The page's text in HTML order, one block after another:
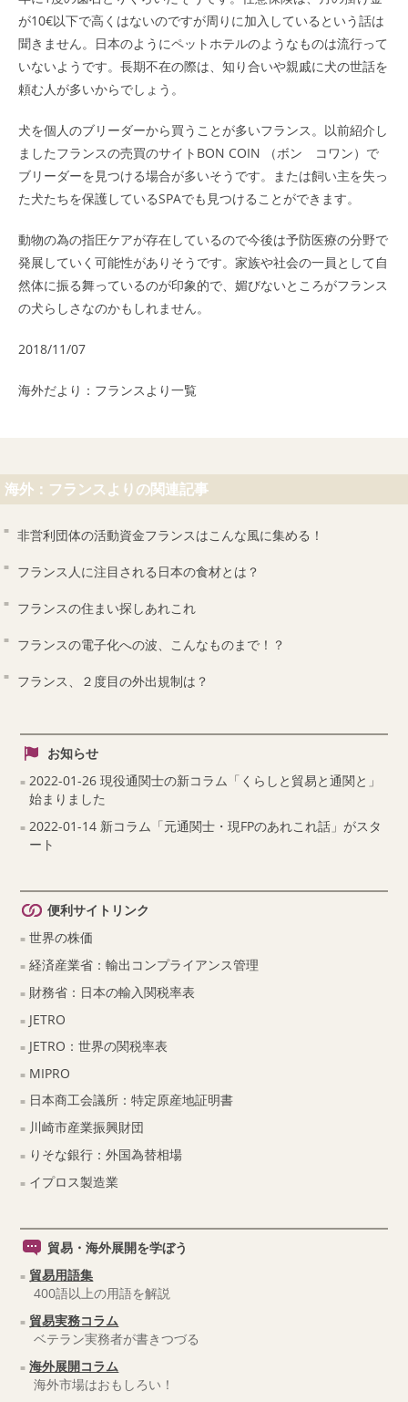
が10€以下で高くはないのですが周りに加入しているという話は
聞きません。日本のようにペットホテルのようなものは流行って
いないようです。長期不在の際は、知り合いや親戚に犬の世話を
頼む人が多いからでしょう。
犬を個人のブリーダーから買うことが多いフランス。以前紹介し
ましたフランスの売買のサイトBON COIN （ボン コワン）で
ブリーダーを見つける場合が多いそうです。または飼い主を失っ
た犬たちを保護しているSPAでも見つけることができます。
動物の為の指圧ケアが存在しているので今後は予防医療の分野で
発展していく可能性がありそうです。家族や社会の一員として自
然体に振る舞っているのが印象的で、媚びないところがフランス
の犬らしさなのかもしれません。
2018/11/07
海外だより：フランスより一覧
海外：フランスよりの関連記事
非営利団体の活動資金フランスはこんな風に集める！
フランス人に注目される日本の食材とは？
フランスの住まい探しあれこれ
フランスの電子化への波、こんなものまで！？
フランス、２度目の外出規制は？
お知らせ
2022-01-26 現役通関士の新コラム「くらしと貿易と通関と」
始まりました
2022-01-14 新コラム「元通関士・現FPのあれこれ話」がスタ
ート
便利サイトリンク
世界の株価
経済産業省：輸出コンプライアンス管理
財務省：日本の輸入関税率表
JETRO
JETRO：世界の関税率表
MIPRO
日本商工会議所：特定原産地証明書
川崎市産業振興財団
りそな銀行：外国為替相場
イプロス製造業
貿易・海外展開を学ぼう
貿易用語集
400語以上の用語を解説
貿易実務コラム
ベテラン実務者が書きつづる
海外展開コラム
海外市場はおもしろい！